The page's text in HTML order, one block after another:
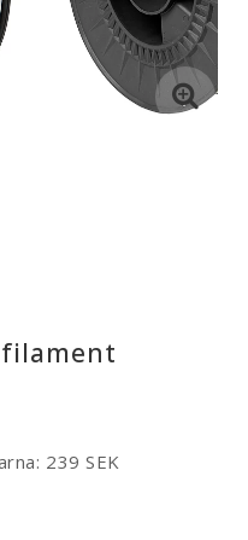
filament
239 SEK